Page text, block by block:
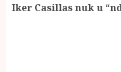
Iker Casillas nuk u